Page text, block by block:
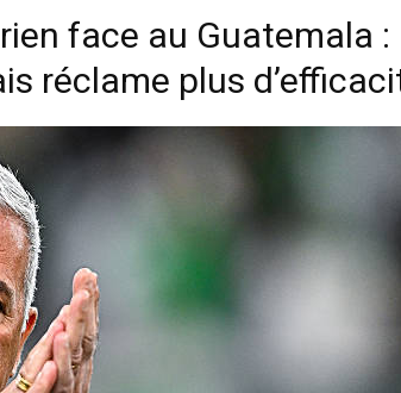
face au Guatemala :
réclame plus